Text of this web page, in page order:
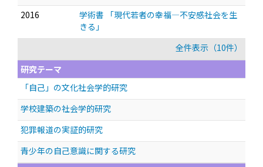
2016
学術書 「現代若者の幸福—不安感社会を生
きる」
全件表示（10件）
研究テーマ
「自己」の文化社会学的研究
学校建築の社会学的研究
犯罪報道の実証的研究
青少年の自己意識に関する研究